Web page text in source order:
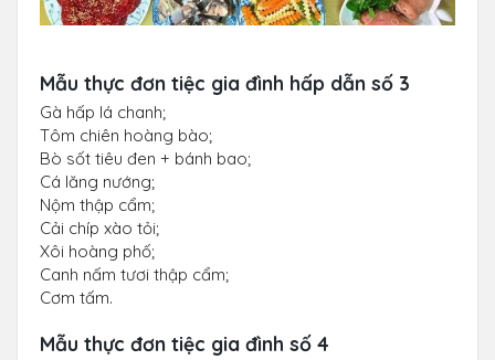
Mẫu thực đơn tiệc gia đình hấp dẫn số 3
Gà hấp lá chanh;
Tôm chiên hoàng bào;
Bò sốt tiêu đen + bánh bao;
Cá lăng nướng;
Nộm thập cẩm;
Cải chíp xào tỏi;
Xôi hoàng phố;
Canh nấm tươi thập cẩm;
Cơm tấm.
Mẫu thực đơn tiệc gia đình số 4